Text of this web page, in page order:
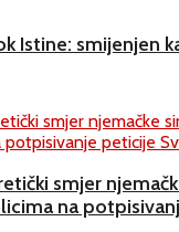
Istine: smijenjen
smjer
na